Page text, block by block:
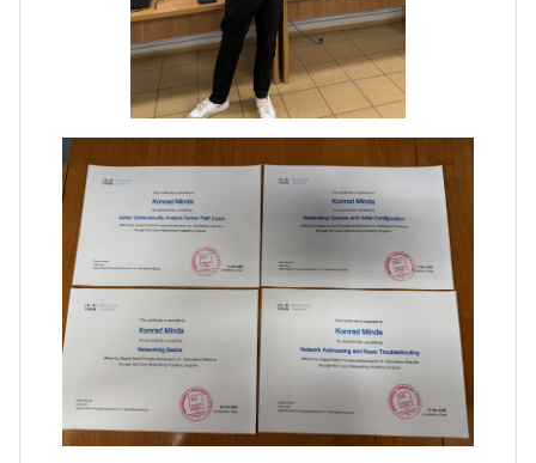
Informatycy zapraszają do
Staszica w Iłży!
Zakończenie roku maturzystów